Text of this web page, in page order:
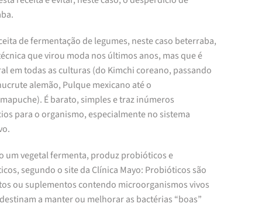
de fermentação de legumes, neste caso beterraba,
que virou moda nos últimos anos, mas que é
em todas as culturas (do Kimchi coreano, passando
alemão, Pulque mexicano até o
É barato, simples e traz inúmeros
para o organismo, especialmente no sistema
um vegetal fermenta, produz probióticos e
segundo o site da Clínica Mayo: Probióticos são
ou suplementos contendo microorganismos vivos
a manter ou melhorar as bactérias “boas”